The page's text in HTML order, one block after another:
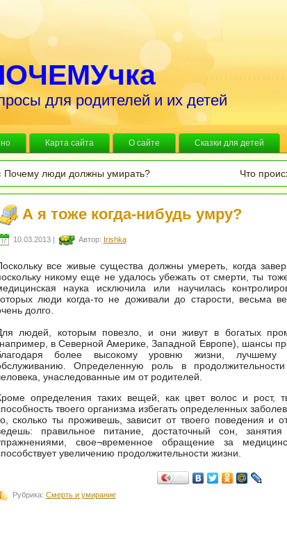
для родителей и их детей
Карта сайта О сайте Сказки для детей
Почему люди должны умирать? Что
А я тоже когда-нибудь умру?
10.03.2013 | Автор: Irishka
все живые существа должны умереть, когда
никому еще не удалось убежать от смерти, ты
наука исключила или научилась
люди когда-то не доживали до старости, весьма
долго.
людей, которым повезло, и они живут в богатых
в Северной Америке, Западной Европе), шансы
более высокому уровню жизни, лучшему
Определенную роль в
унаследованные им от родителей.
определения таких вещей, как цвет волос и рост,
твоего организма избегать определенных
сколько ты проживешь, зависит от твоего поведения и
правильное питание, достаточный сон,
свое¬временное обращение за
увеличению продолжительности жизни.
Рубрика: Смерть и умирание